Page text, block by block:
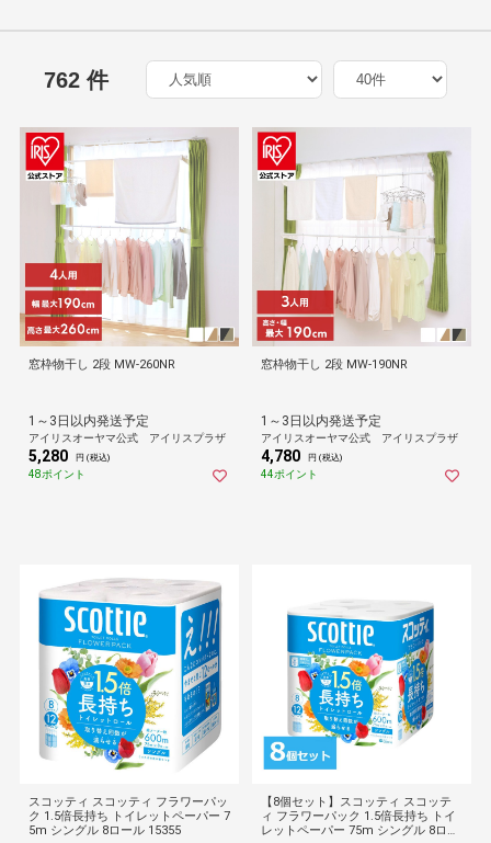
762 件
窓枠物干し 2段 MW-260NR
1～3日以内発送予定
アイリスオーヤマ公式 アイリスプラザ
5,280 円 (税込)
48ポイント
窓枠物干し 2段 MW-190NR
1～3日以内発送予定
アイリスオーヤマ公式 アイリスプラザ
4,780 円 (税込)
44ポイント
スコッティ スコッティ フラワーパッ
ク 1.5倍長持ち トイレットペーパー 7
5m シングル 8ロール 15355
【8個セット】スコッティ スコッテ
ィ フラワーパック 1.5倍長持ち トイ
レットペーパー 75m シングル 8ロー